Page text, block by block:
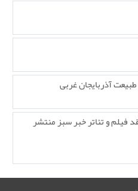
آذربایجان غربی
نقد فیلم و تئاتر خبر سبز منتشر